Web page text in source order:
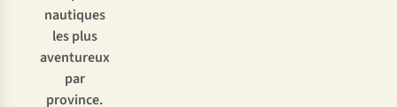
nautiques
les plus
aventureux
par
province.